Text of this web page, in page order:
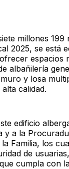
millones
2025, se está
espacios
albañilería
y losa
calidad.
edificio
y a la
Familia, los
de
cumpla con